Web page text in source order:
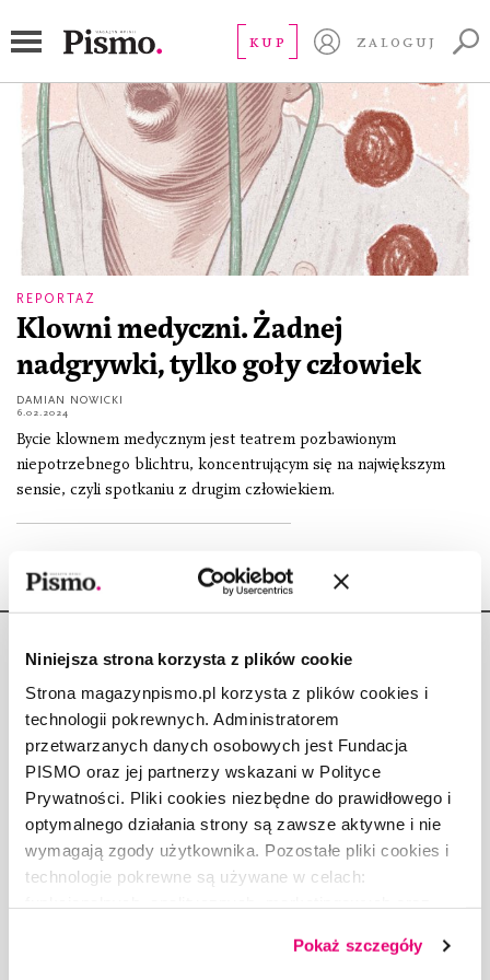
Niniejsza strona korzysta z plików cookie
Strona magazynpismo.pl korzysta z plików cookies i
technologii pokrewnych. Administratorem
przetwarzanych danych osobowych jest Fundacja
PISMO oraz jej partnerzy wskazani w Polityce
Prywatności. Pliki cookies niezbędne do prawidłowego i
optymalnego działania strony są zawsze aktywne i nie
wymagają zgody użytkownika. Pozostałe pliki cookies i
technologie pokrewne są używane w celach:
dobrowolną zgodę na pliki cookies i technologie
Pokaż szczegóły
KUP ZALOGUJ
REPORTAŻ
Klowni medyczni. Żadnej
nadgrywki, tylko goły człowiek
DAMIAN NOWICKI
6.02.2024
Bycie klownem medycznym jest teatrem pozbawionym
niepotrzebnego blichtru, koncentrującym się na największym
sensie, czyli spotkaniu z drugim człowiekiem.
Copyright © Fundacja Pismo
O „PIŚMIE”